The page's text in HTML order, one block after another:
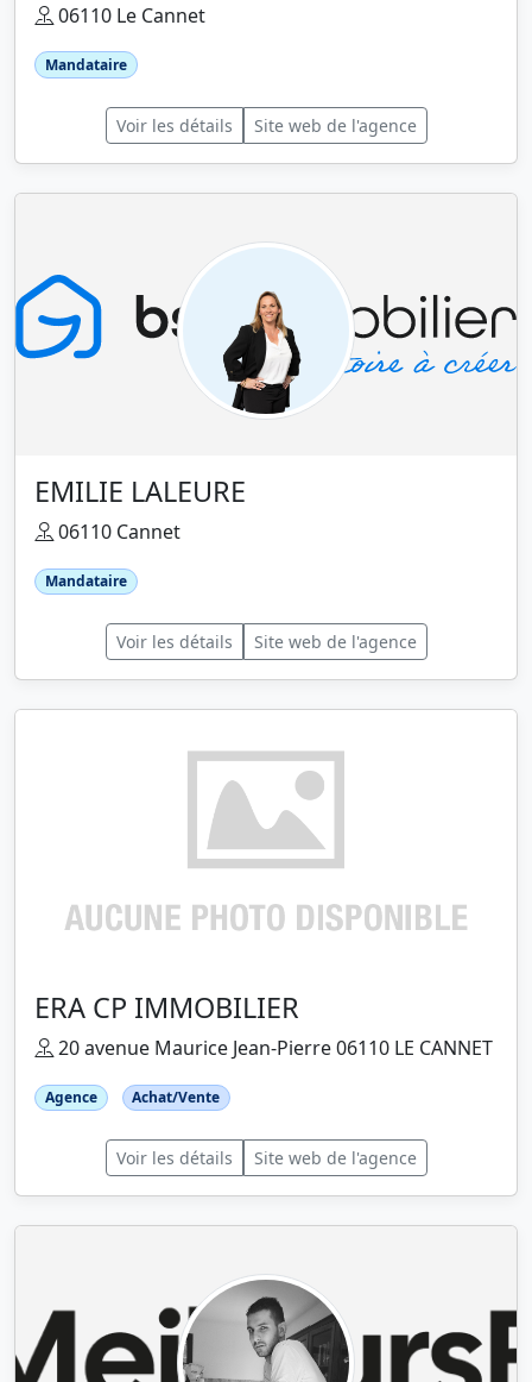
06110 Le Cannet
Mandataire
Voir les détails Site web de l'agence
EMILIE LALEURE
06110 Cannet
Mandataire
Voir les détails Site web de l'agence
ERA CP IMMOBILIER
20 avenue Maurice Jean-Pierre 06110 LE CANNET
Agence Achat/Vente
Voir les détails Site web de l'agence